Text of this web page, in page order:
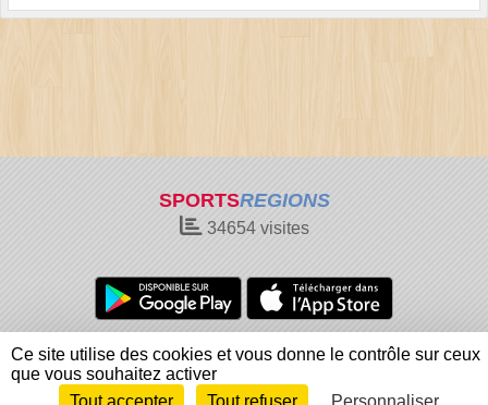
SPORTSREGIONS
34654visites
Charte cookies
Gestion des cookies
Informations légales
Signaler un contenu inapproprié
Ce site utilise des cookies et vous donne le contrôle sur ceux
que vous souhaitez activer
Tout accepter
Tout refuser Personnaliser